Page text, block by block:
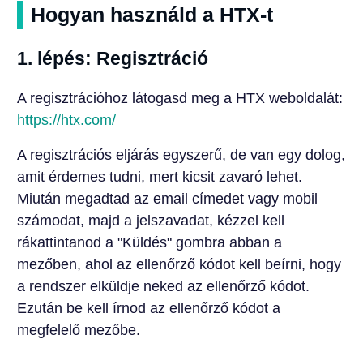
Hogyan használd a HTX-t
1. lépés: Regisztráció
A regisztrációhoz látogasd meg a HTX weboldalát:
https://htx.com/
A regisztrációs eljárás egyszerű, de van egy dolog,
amit érdemes tudni, mert kicsit zavaró lehet.
Miután megadtad az email címedet vagy mobil
számodat, majd a jelszavadat, kézzel kell
rákattintanod a "Küldés" gombra abban a
mezőben, ahol az ellenőrző kódot kell beírni, hogy
a rendszer elküldje neked az ellenőrző kódot.
Ezután be kell írnod az ellenőrző kódot a
megfelelő mezőbe.